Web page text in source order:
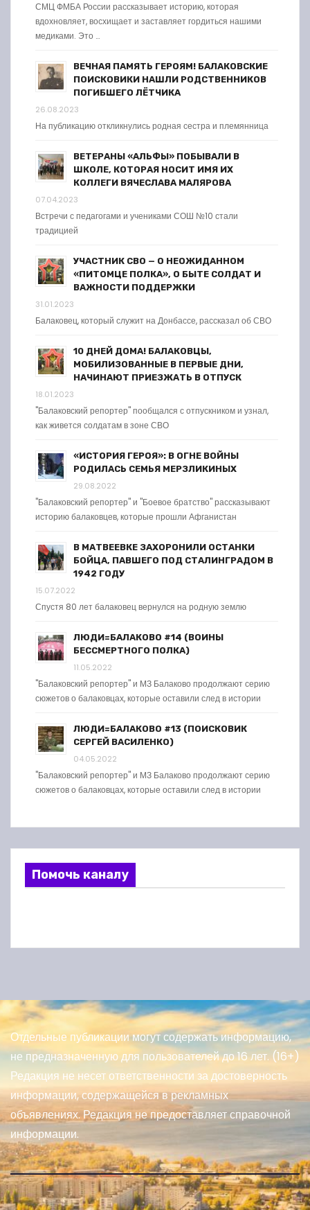
СМЦ ФМБА России рассказывает историю, которая
вдохновляет, восхищает и заставляет гордиться нашими
медиками. Это …
ВЕЧНАЯ ПАМЯТЬ ГЕРОЯМ! БАЛАКОВСКИЕ
ПОИСКОВИКИ НАШЛИ РОДСТВЕННИКОВ
ПОГИБШЕГО ЛЁТЧИКА
26.08.2023
На публикацию откликнулись родная сестра и племянница
ВЕТЕРАНЫ «АЛЬФЫ» ПОБЫВАЛИ В
ШКОЛЕ, КОТОРАЯ НОСИТ ИМЯ ИХ
КОЛЛЕГИ ВЯЧЕСЛАВА МАЛЯРОВА
07.04.2023
Встречи с педагогами и учениками СОШ №10 стали
традицией
УЧАСТНИК СВО — О НЕОЖИДАННОМ
«ПИТОМЦЕ ПОЛКА», О БЫТЕ СОЛДАТ И
ВАЖНОСТИ ПОДДЕРЖКИ
31.01.2023
Балаковец, который служит на Донбассе, рассказал об СВО
10 ДНЕЙ ДОМА! БАЛАКОВЦЫ,
МОБИЛИЗОВАННЫЕ В ПЕРВЫЕ ДНИ,
НАЧИНАЮТ ПРИЕЗЖАТЬ В ОТПУСК
18.01.2023
"Балаковский репортер" пообщался с отпускником и узнал,
как живется солдатам в зоне СВО
«ИСТОРИЯ ГЕРОЯ»: В ОГНЕ ВОЙНЫ
РОДИЛАСЬ СЕМЬЯ МЕРЗЛИКИНЫХ
29.08.2022
"Балаковский репортер" и "Боевое братство" рассказывают
историю балаковцев, которые прошли Афганистан
В МАТВЕЕВКЕ ЗАХОРОНИЛИ ОСТАНКИ
БОЙЦА, ПАВШЕГО ПОД СТАЛИНГРАДОМ В
1942 ГОДУ
15.07.2022
Спустя 80 лет балаковец вернулся на родную землю
ЛЮДИ=БАЛАКОВО #14 (ВОИНЫ
БЕССМЕРТНОГО ПОЛКА)
11.05.2022
"Балаковский репортер" и МЗ Балаково продолжают серию
сюжетов о балаковцах, которые оставили след в истории
ЛЮДИ=БАЛАКОВО #13 (ПОИСКОВИК
СЕРГЕЙ ВАСИЛЕНКО)
04.05.2022
"Балаковский репортер" и МЗ Балаково продолжают серию
сюжетов о балаковцах, которые оставили след в истории
Помочь каналу
Отдельные публикации могут содержать информацию,
не предназначенную для пользователей до 16 лет. (16+)
Редакция не несет ответственности за достоверность
информации, содержащейся в рекламных
объявлениях. Редакция не предоставляет справочной
информации.